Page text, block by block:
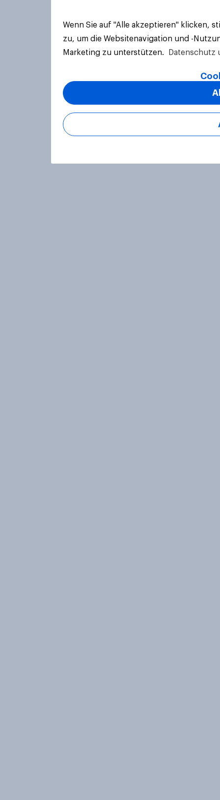
Wenn Sie auf "Alle akzeptieren" klicken,
zu, um die Websitenavigation und -
Marketing zu unterstützen.
Datenschutz